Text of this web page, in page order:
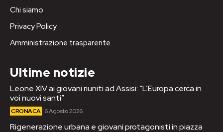
Chi siamo
Privacy Policy
Amministrazione trasparente
Ultime notizie
Leone XIV ai giovani riuniti ad Assisi: “L’Europa cerca in
voi nuovi santi”
CRONACA 6 Agosto 2026
Rigenerazione urbana e giovani protagonisti in piazza